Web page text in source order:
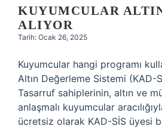
KUYUMCULAR
ALIYOR
Tarih: Ocak 26, 2025
Kuyumcular hangi programı
Altın Değerleme Sistemi (KAD-
Tasarruf sahiplerinin, altın ve
anlaşmalı kuyumcular
ücretsiz olarak KAD-SİS üyesi